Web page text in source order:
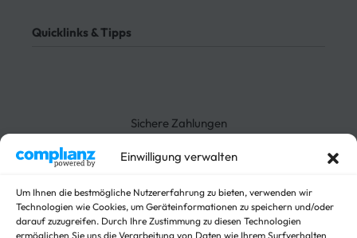
Einwilligung verwalten
Um Ihnen die bestmögliche Nutzererfahrung zu bieten, verwenden wir
Technologien wie Cookies, um Geräteinformationen zu speichern und/oder
darauf zuzugreifen. Durch Ihre Zustimmung zu diesen Technologien
ermöglichen Sie uns die Verarbeitung von Daten wie Ihrem Surfverhalten
Impressum
Quicklinks & Tipps
Anhänger
Arbeitsbühnen Anhänger
Arbeitsmaschinen
Autotrailer
Autotrailer geschlossen
Baumaschinen
Sichere Zahlungen